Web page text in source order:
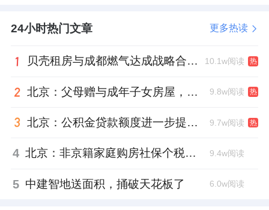
签均价8.15万/㎡，在丰台市场表现可圈可点。
熙华台当初的拿地楼面价是5.28万/㎡，而嘉棠
璟樾的楼面价只有5万元/㎡，定价空间还是很
邻海淀，可承接地缘外溢购买力。
综合来看，嘉棠璟樾的容积率、高度，以及地
24小时热门文章 更多热读
贝壳租房与成都燃气达成战略合作 打通安全巡检“最后一米” 10.1w阅读 热
北京：父母赠与成年子女房屋，不再核验子女的购房资格 9.8w阅读 热
北京：公积金贷款额度进一步提高、最高可贷340万元 9.7w阅读 热
4 北京：非京籍家庭购房社保个税缴纳年限下调为一年 9.4w阅读
5 中建智地送面积，捅破天花板了 6.0w阅读